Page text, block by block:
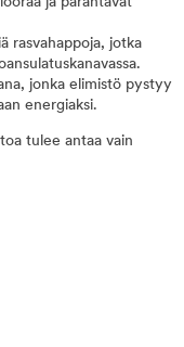
rasvahappoja, jotka
jonka elimistö pystyy
energiaksi.
tulee antaa vain